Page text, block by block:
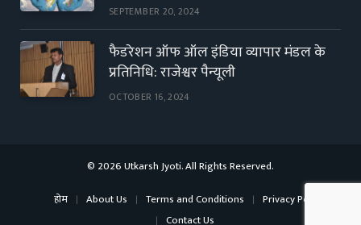
SEPTEMBER 20, 2024
फैडरेशन ऑफ ऑल इंडिया व्यापार मंडल के
प्रतिनिधि: राजेश्वर पैन्यूली
OCTOBER 16, 2024
© 2026 Utkarsh Jyoti. All Rights Reserved.
होम
About Us Terms and Conditions
Privacy Policy
Contact Us